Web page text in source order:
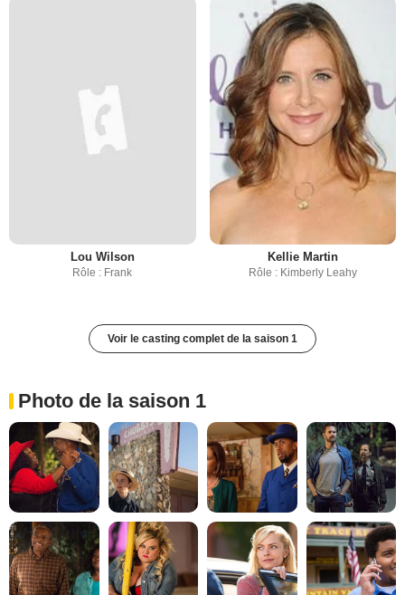
Lou Wilson
Rôle : Frank
Kellie Martin
Rôle : Kimberly Leahy
Voir le casting complet de la saison 1
Photo de la saison 1